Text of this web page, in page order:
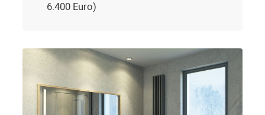
6.400 Euro)